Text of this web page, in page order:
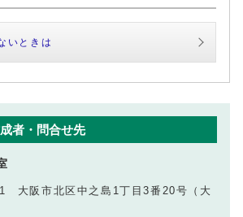
いときは
者・問合せ先
大阪市北区中之島1丁目3番20号（大